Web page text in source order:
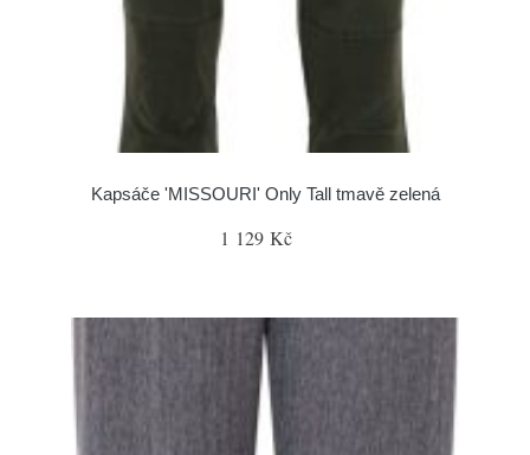
Kapsáče 'MISSOURI' Only Tall tmavě zelená
1 129 Kč